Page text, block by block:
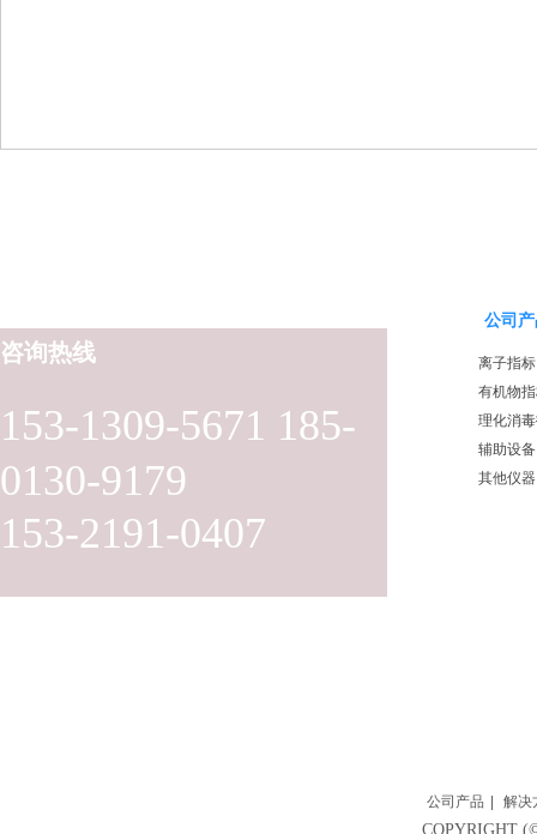
153-1309-5671 185-
0130-9179
153-2191-0407
咨询热线
公司
离子指标
有机物
理化消
辅助设备
其他仪器
公司产品 解决
COPYRIGHT